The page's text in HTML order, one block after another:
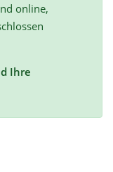
online,
Ihre